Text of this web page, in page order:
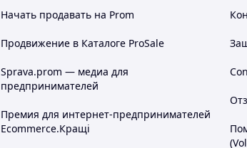
Начать продавать на Prom
Продвижение в Каталоге ProSale
Sprava.prom — медиа для
предпринимателей
Премия для интернет-предпринимателей
Ecommerce.Кращі